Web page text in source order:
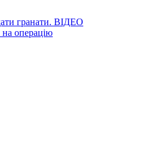
гранати. ВІДЕО
на операцію